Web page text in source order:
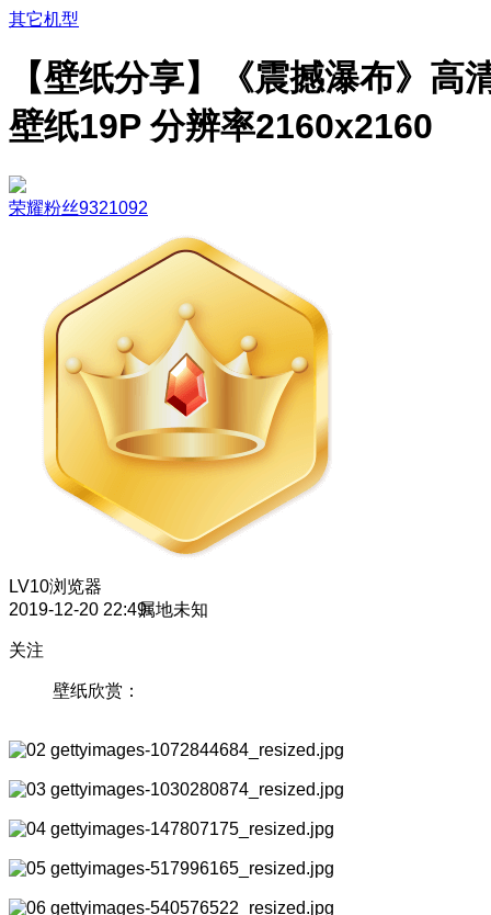
其它机型
【壁纸分享】《震撼瀑布》高
壁纸19P 分辨率2160x2160
荣耀粉丝9321092
LV10浏览器
2019-12-20 22:49属地未知
关注
壁纸欣赏：